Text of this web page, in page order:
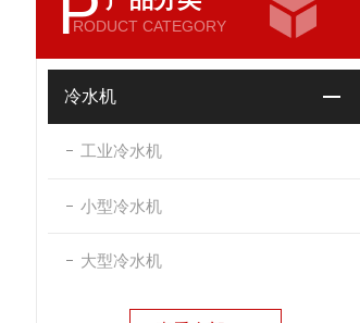
RODUCT CATEGORY
冷水机
工业冷水机
小型冷水机
大型冷水机